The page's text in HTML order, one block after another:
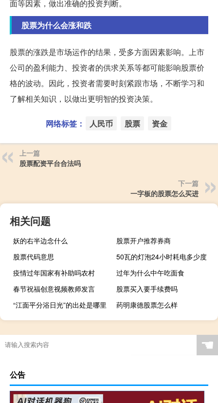
面等因素，做出准确的投资判断。
股票为什么会涨和跌
股票的涨跌是市场运作的结果，受多方面因素影响。上市
公司的盈利能力、投资者的供求关系等都可能影响股票价
格的波动。因此，投资者需要时刻紧跟市场，不断学习和
了解相关知识，以做出更明智的投资决策。
网络标签： 人民币 股票 资金
上一篇
股票配资平台合法吗
下一篇
一字板的股票怎么买进
相关问题
妖的右半边念什么
股票开户推荐券商
股票代码意思
50瓦的灯泡24小时耗电多少度
疫情过年国家有补助吗农村
过年为什么中午吃面食
春节祝福创意视频教师发言
股票买入要手续费吗
“江面平分浴日光”的出处是哪里
药明康德股票怎么样
☚
公告